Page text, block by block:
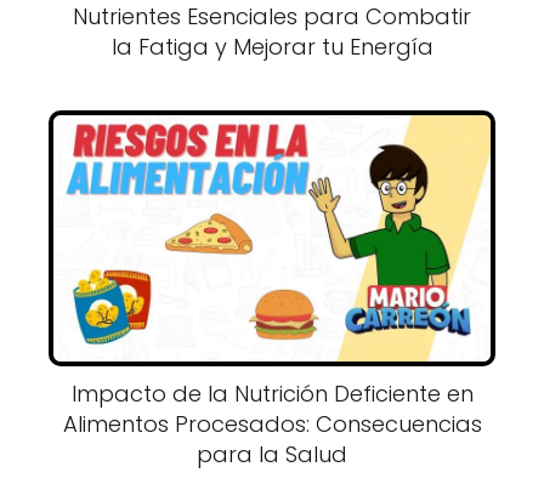
Nutrientes Esenciales para Combatir
la Fatiga y Mejorar tu Energía
Impacto de la Nutrición Deficiente en
Alimentos Procesados: Consecuencias
para la Salud